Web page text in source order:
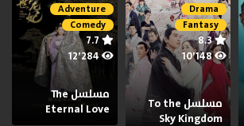
Drama
Fantasy
8.3
10٬148
مسلسل To the
Sky Kingdom
Adventure
Comedy
7.7
12٬284
مسلسل The
Eternal Love